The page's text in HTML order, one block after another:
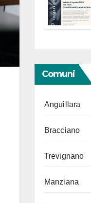
Comuni
Anguillara
Bracciano
Trevignano
Manziana